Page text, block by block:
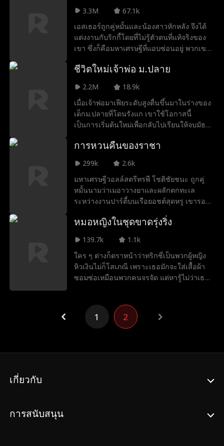
แต่งงานด้วยโดยไม่ตั้งใจกันนะ
จะช่วยกอบกู้อาณาจักรของเขาที่กำลังตกอยู่
ในอันตราย
3.3M
67.1k
เอสเธอร์ถูกคู่หมั้นและน้องสาวหักหลัง จึงได้
แต่งงานกับริกกี้โดยที่ไม่รู้ตัวตนที่แท้จริงของ
เขา ซึ่งก็คือมหาเศรษฐีที่แอบซ่อนอยู่ พวกเขา
เธอร์ นำบริษัทของแม่ของเธอกลับคืนมา และ
ชีวิตใหม่เจ้าพ่อ ม.ปลาย
2.2M
18.9k
เมื่อเจ้าพ่อมาเฟียระดับสูงตื่นขึ้นมาในร่างของ
เด็กม.ปลายที่โดนรังแก เขาใช้โอกาสนี้
เป็นการเริ่มต้นใหม่เพื่อกลับไปเรียนให้จบมัธยม
ให้เขาทำฝันในการเข้าเรียนมหาวิทยาลัย
ในโรงเรียนทำให้เขาต้องทิ้งความฝันอีกครั้ง?
การหวนคืนของราชา
299k
2.6k
มหาเศรษฐีวอลล์สตรีทรพี โชติชัยชนะ ถูกคู่
หมั้นนามว่าเมอาวางยาและผลักตกทะเล
ระหว่างงานปาร์ตี้บนเรือยอชต์สุดหรู เขารอด
ตัวตนของตัวเองไป รพีได้รับการช่วยเหลือจาก
ครอบครัวและให้ทำงานในร้านอาหารเล็ก ๆ
แม้จะถูกดาริกา แม่เลี้ยงของสายฝนกลั่นแกล้ง
ตลอดเวลา แต่ทั้งคู่ก็ค่อย ๆ สนิทและตกหลุม
รักกัน เมื่อจิระพ่อของสายฝนล้มป่วย รพีก็เข้า
หลายหมื่นล้านของเขา ผู้ช่วยคนสนิทอย่าง
ธนากร พยายามปกป้องทรัพย์สินของเจ้านาย
ช่วยพ่อของสายฝนอยู่อีก รพีจึงตัดสินใจติดต่อ
หมอหญิงในชุดขาดรุ่งริ่ง
139.7k
1.1k
ใคร ๆ ต่างก็ตราหน้าว่าทริกซี่เป็นพวกผู้หญิง
หิวเงินไม่ก็โสเภณี เพราะเธอมักจะใส่เสื้อผ้า
ซอมซ่อเหมือนพวกคนจรจัด แต่หารู้ไม่ว่าเธอ
ฮอตที่สุดในประเทศได้ (แถมยังจะได้ครอบ
ครองหัวใจของเขาด้วยนะ)
1 2
เกี่ยวกับ
การสนับสนุน